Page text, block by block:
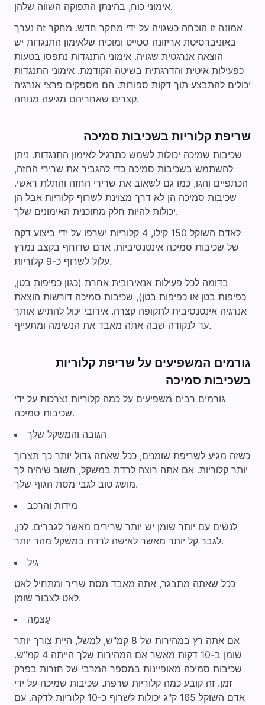
אימוני כוח, בהינתן התפוקה השווה שלהן.
אמונה זו הוכחה כשגויה על ידי מחקר חדש. מחקר זה נערך
באוניברסיטת אריזונה סטייט ומוכיח שלאימון התנגדות יש
הוצאה אנרגטית שגויה. אימוני התנגדות נתפסו בטעות
כפעילות איטית והדרגתית בשיטה הקודמת. אימוני התנגדות
יכולים להתבצע תוך דקות ספורות. הם מספקים פרצי אנרגיה
קצרים שאחריהם מגיעה מנוחה.
שריפת קלוריות בשכיבות סמיכה
שכיבות שמיכה יכולות לשמש כתרגיל לאימון התנגדות. ניתן
להשתמש בשכיבות סמיכה כדי להגביר את שרירי החזה,
הכתפיים והגו, כמו גם לשאוב את שרירי החזה והתלת ראשי.
שכיבות סמיכה הן לא דרך מצוינת לשרוף קלוריות אבל הן
יכולות להיות חלק מתוכנית האימונים שלך.
לאדם השוקל 150 קילו, 4 קלוריות ישרפו על ידי ביצוע דקה
של שכיבות סמיכה אינטנסיביות. אדם שדוחף בקצב נמרץ
עלול לשרוף כ-9 קלוריות.
בדומה לכל פעילות אנאירובית אחרת (כגון כפיפות בטן,
כפיפות בטן או כפיפות בטן), שכיבות סמיכה דורשות הוצאת
אנרגיה אינטנסיבית לתקופה קצרה. אירובי יכול להתיש אותך
עד לנקודה שבה אתה מאבד את הנשימה ומתעייף.
גורמים המשפיעים על שריפת קלוריות
בשכיבות סמיכה
גורמים רבים משפיעים על כמה קלוריות נצרכות על ידי
שכיבות סמיכה.
הגובה והמשקל שלך
כשזה מגיע לשריפת שומנים, ככל שאתה גדול יותר כך תצרוך
יותר קלוריות. אם אתה רוצה לרדת במשקל, חשוב שיהיה לך
מושג טוב לגבי מסת הגוף שלך.
מידות והרכב
לנשים עם יותר שומן יש יותר שרירים מאשר לגברים. לכן,
לגבר קל יותר מאשר לאישה לרדת במשקל מהר יותר.
גיל
ככל שאתה מתבגר, אתה מאבד מסת שריר ומתחיל לאט
לאט לצבור שומן.
עָצמָה
אם אתה רץ במהירות של 8 קמ"ש, למשל, היית צורך יותר
שומן ב-10 דקות מאשר אם המהירות שלך הייתה 4 קמ"ש.
שכיבות סמיכה מאופיינות במספר המרבי של חזרות בפרק
זמן. זה קובע כמה קלוריות שרפת. שכיבות שמיכה על ידי
אדם השוקל 165 ק"ג יכולות לשרוף כ-10 קלוריות לדקה. עם